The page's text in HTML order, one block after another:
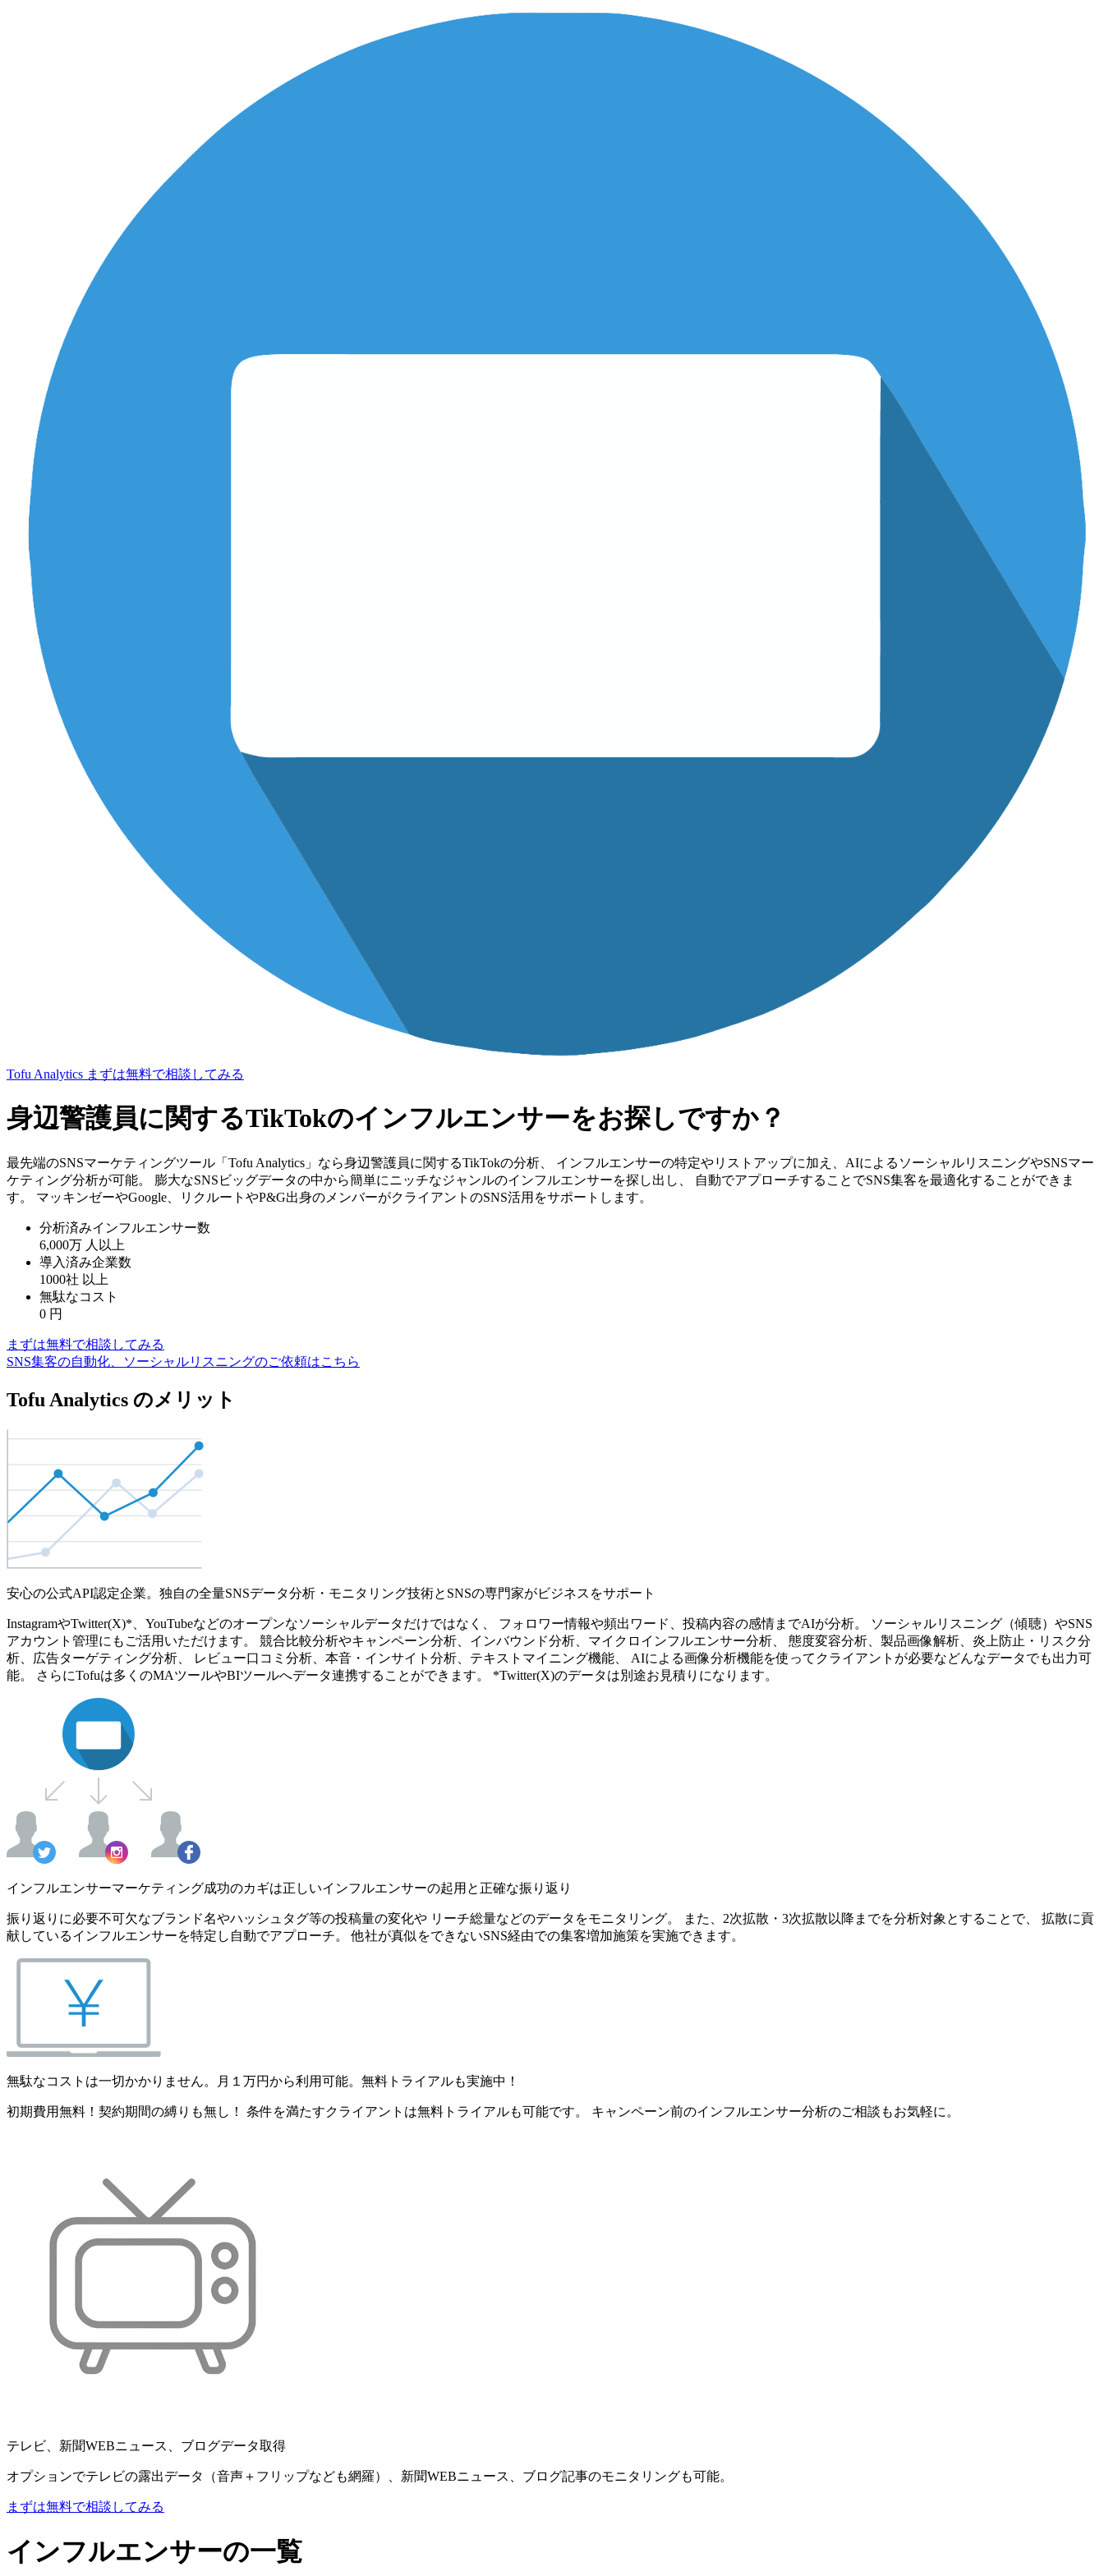
Tofu Analytics まずは無料で相談してみる
身辺警護員に関するTikTokのインフルエンサーをお探しですか？
最先端のSNSマーケティングツール「Tofu Analytics」なら身辺警護員に関するTikTokの分析、 インフルエンサーの特定やリストアップに加え、AIによるソーシャルリスニングやSNSマー
ケティング分析が可能。 膨大なSNSビッグデータの中から簡単にニッチなジャンルのインフルエンサーを探し出し、 自動でアプローチすることでSNS集客を最適化することができま
す。 マッキンゼーやGoogle、リクルートやP&G出身のメンバーがクライアントのSNS活用をサポートします。
分析済みインフルエンサー数
6,000万 人以上
導入済み企業数
1000社 以上
無駄なコスト
0 円
まずは無料で相談してみる
SNS集客の自動化、ソーシャルリスニングのご依頼はこちら
Tofu Analytics のメリット
安心の公式API認定企業。独自の全量SNSデータ分析・モニタリング技術とSNSの専門家がビジネスをサポート
InstagramやTwitter(X)*、YouTubeなどのオープンなソーシャルデータだけではなく、 フォロワー情報や頻出ワード、投稿内容の感情までAIが分析。 ソーシャルリスニング（傾聴）やSNS
アカウント管理にもご活用いただけます。 競合比較分析やキャンペーン分析、インバウンド分析、マイクロインフルエンサー分析、 態度変容分析、製品画像解析、炎上防止・リスク分
析、広告ターゲティング分析、 レビュー口コミ分析、本音・インサイト分析、テキストマイニング機能、 AIによる画像分析機能を使ってクライアントが必要などんなデータでも出力可
能。 さらにTofuは多くのMAツールやBIツールへデータ連携することができます。 *Twitter(X)のデータは別途お見積りになります。
インフルエンサーマーケティング成功のカギは正しいインフルエンサーの起用と正確な振り返り
振り返りに必要不可欠なブランド名やハッシュタグ等の投稿量の変化や リーチ総量などのデータをモニタリング。 また、2次拡散・3次拡散以降までを分析対象とすることで、 拡散に貢
献しているインフルエンサーを特定し自動でアプローチ。 他社が真似をできないSNS経由での集客増加施策を実施できます。
無駄なコストは一切かかりません。月１万円から利用可能。無料トライアルも実施中！
初期費用無料！契約期間の縛りも無し！ 条件を満たすクライアントは無料トライアルも可能です。 キャンペーン前のインフルエンサー分析のご相談もお気軽に。
テレビ、新聞WEBニュース、ブログデータ取得
オプションでテレビの露出データ（音声＋フリップなども網羅）、新聞WEBニュース、ブログ記事のモニタリングも可能。
まずは無料で相談してみる
インフルエンサーの一覧